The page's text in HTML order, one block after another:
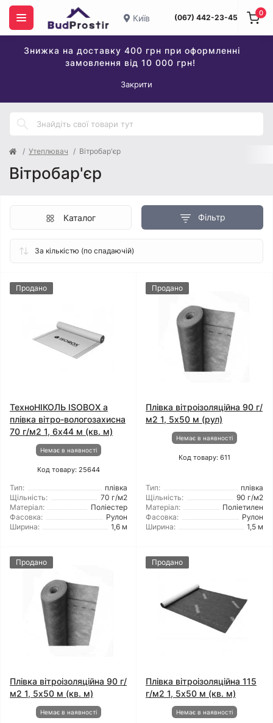
Київ (067) 442-23-45
Знижка на доставку 400 грн при оформленні
замовлення від 10 000 грн!
Закрити
0
Утеплювач Вітробар'єр
Вітробар'єр
Фільтр
Каталог
Продано
ТехноНІКОЛЬ ISOBOX а
плівка вітро-вологозахисна
70 г/м2 1, 6x44 м (кв. м)
Немає в наявності
Код товару: 25644
Тип:
плівка
Щільність:
70 г/м2
Матеріал:
Поліестер
Фасовка:
Рулон
Ширина:
1,6 м
Продано
Плівка вітроізоляційна 90 г/
м2 1, 5x50 м (рул)
Немає в наявності
Код товару: 611
Тип:
плівка
Щільність:
90 г/м2
Матеріал:
Поліетилен
Фасовка:
Рулон
Ширина:
1,5 м
Продано
Плівка вітроізоляційна 90 г/
м2 1, 5x50 м (кв. м)
Немає в наявності
Продано
Плівка вітроізоляційна 115
г/м2 1, 5x50 м (кв. м)
Немає в наявності